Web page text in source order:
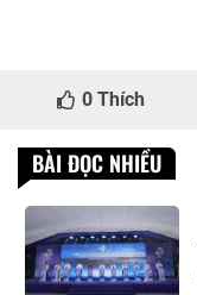
0 Thích
BÀI ĐỌC NHIỀU